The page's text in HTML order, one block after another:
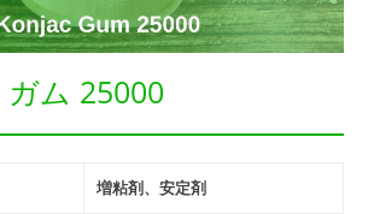
ム 25000
増粘剤、安定剤